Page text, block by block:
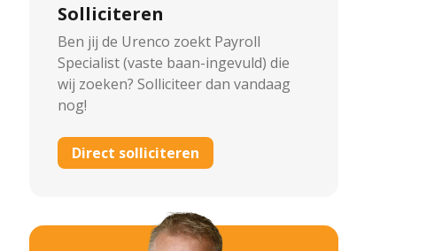
Solliciteren
Ben jij de Urenco zoekt Payroll
Specialist (vaste baan-ingevuld) die
wij zoeken? Solliciteer dan vandaag
nog!
Direct solliciteren